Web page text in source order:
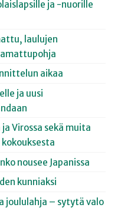
ja -nuorille
laulujen
aikaa
ja uusi
Virossa sekä muita
nousee Japanissa
kunniaksi
joululahja – sytytä valo